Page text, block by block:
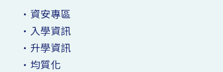
•資安專區
•入學資訊
•升學資訊
•均質化